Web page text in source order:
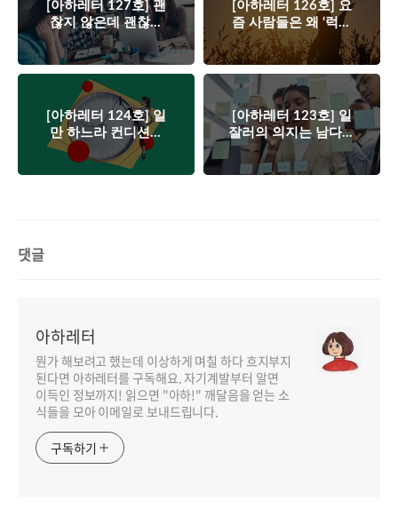
[아하레터 127호] 괜
찮지 않은데 괜찮은
척 살고 있나요?🤦‍♀️
[아하레터 126호] 요
즘 사람들은 왜 ‘럭키
비키’를 외치고 ‘저속
노화’를 추구할까?
[아하레터 124호] 일
만 하느라 컨디션이
예전 같지 않다면⏰
[아하레터 123호] 일
잘러의 의지는 남다르
다🙂
댓글
아하레터
뭔가 해보려고 했는데 이상하게 며칠 하다 흐지부지
된다면 아하레터를 구독해요. 자기계발부터 알면
이득인 정보까지! 읽으면 "아하!" 깨달음을 얻는 소
식들을 모아 이메일로 보내드립니다.
구독하기